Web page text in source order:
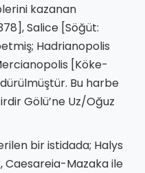
kazanan
Salice [Söğüt:
Hadrianopolis
[Köke-
Bu harbe
Gölü’ne Uz/Oğuz
bir istidada; Halys
Caesareia-Mazaka ile